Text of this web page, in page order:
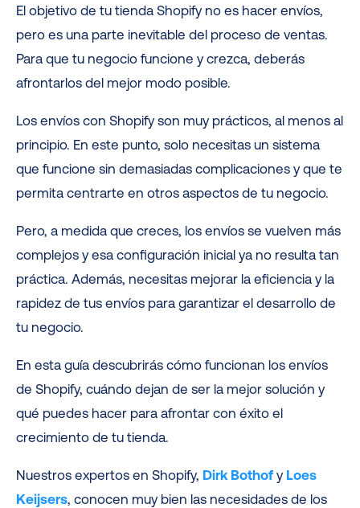
El objetivo de tu tienda Shopify no es hacer envíos,
pero es una parte inevitable del proceso de ventas.
Para que tu negocio funcione y crezca, deberás
afrontarlos del mejor modo posible.
Los envíos con Shopify son muy prácticos, al menos al
principio. En este punto, solo necesitas un sistema
que funcione sin demasiadas complicaciones y que te
permita centrarte en otros aspectos de tu negocio.
Pero, a medida que creces, los envíos se vuelven más
complejos y esa configuración inicial ya no resulta tan
práctica. Además, necesitas mejorar la eficiencia y la
rapidez de tus envíos para garantizar el desarrollo de
tu negocio.
En esta guía descubrirás cómo funcionan los envíos
de Shopify, cuándo dejan de ser la mejor solución y
qué puedes hacer para afrontar con éxito el
crecimiento de tu tienda.
Nuestros expertos en Shopify, Dirk Bothof y Loes
Keijsers, conocen muy bien las necesidades de los